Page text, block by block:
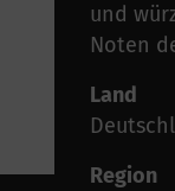
und
Noten
Land
Region